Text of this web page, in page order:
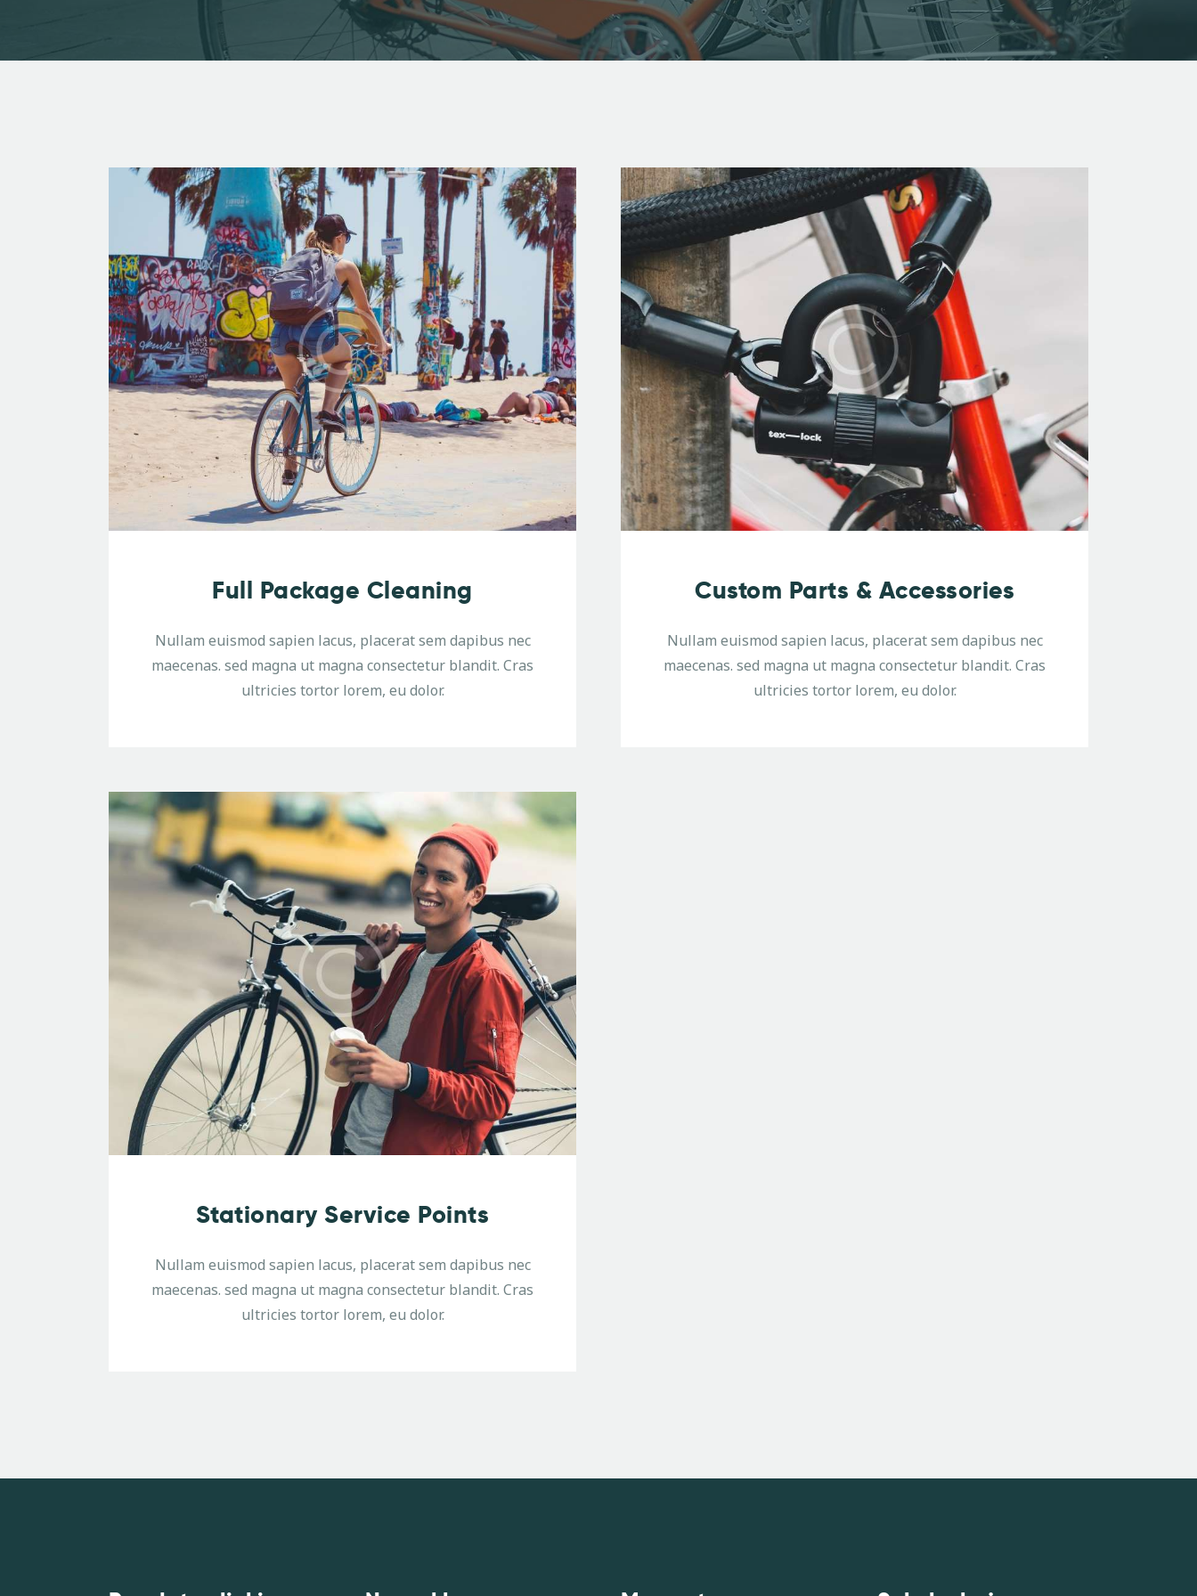
Full Package Cleaning
Nullam euismod sapien lacus, placerat sem dapibus nec
maecenas. sed magna ut magna consectetur blandit. Cras
ultricies tortor lorem, eu dolor.
Custom Parts & Accessories
Nullam euismod sapien lacus, placerat sem dapibus nec
maecenas. sed magna ut magna consectetur blandit. Cras
ultricies tortor lorem, eu dolor.
Stationary Service Points
Nullam euismod sapien lacus, placerat sem dapibus nec
maecenas. sed magna ut magna consectetur blandit. Cras
ultricies tortor lorem, eu dolor.